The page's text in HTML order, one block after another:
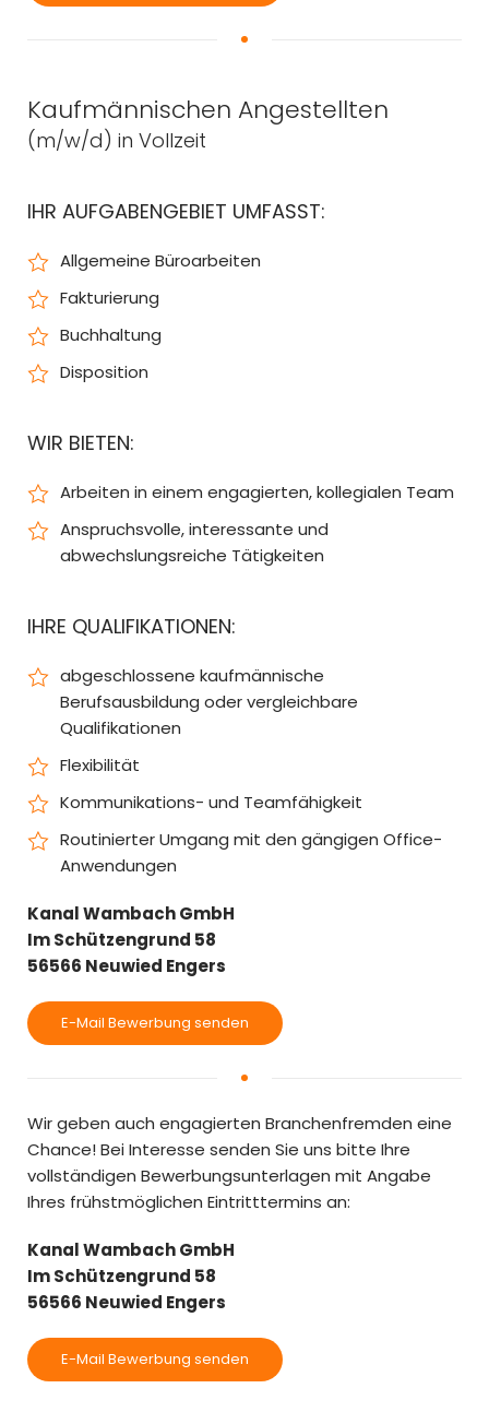
Kaufmännischen Angestellten
(m/w/d) in Vollzeit
IHR AUFGABENGEBIET UMFASST:
Allgemeine Büroarbeiten
Fakturierung
Buchhaltung
Disposition
WIR BIETEN:
Arbeiten in einem engagierten, kollegialen Team
Anspruchsvolle, interessante und
abwechslungsreiche Tätigkeiten
IHRE QUALIFIKATIONEN:
abgeschlossene kaufmännische
Berufsausbildung oder vergleichbare
Qualifikationen
Flexibilität
Kommunikations- und Teamfähigkeit
Routinierter Umgang mit den gängigen Office-
Anwendungen
Kanal Wambach GmbH
Im Schützengrund 58
56566 Neuwied Engers
E-Mail Bewerbung senden
Wir geben auch engagierten Branchenfremden eine
Chance! Bei Interesse senden Sie uns bitte Ihre
vollständigen Bewerbungsunterlagen mit Angabe
Ihres frühstmöglichen Eintritttermins an:
Kanal Wambach GmbH
Im Schützengrund 58
56566 Neuwied Engers
E-Mail Bewerbung senden